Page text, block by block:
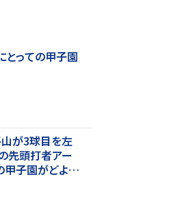
とっての甲子園
が3球目を左
先頭打者アー
甲子園がどよめ